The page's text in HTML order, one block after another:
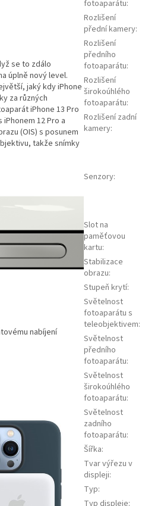
se to zdálo
úplně nový level.
jaký kdy iPhone
za různých
iPhone 13 Pro
12 Pro a
(OIS) s posunem
takže snímky
nabíjení
fotoaparátu:
Rozlišení
přední kamery:
Rozlišení
předního
fotoaparátu:
Rozlišení
širokoúhlého
fotoaparátu:
Rozlišení zadní
kamery:
Senzory:
Slot na
paměťovou
kartu:
Stabilizace
obrazu:
Stupeň krytí:
Světelnost
fotoaparátu s
teleobjektivem:
Světelnost
předního
fotoaparátu:
Světelnost
širokoúhlého
fotoaparátu:
Světelnost
zadního
fotoaparátu:
Šířka:
Tvar výřezu v
displeji:
Typ: